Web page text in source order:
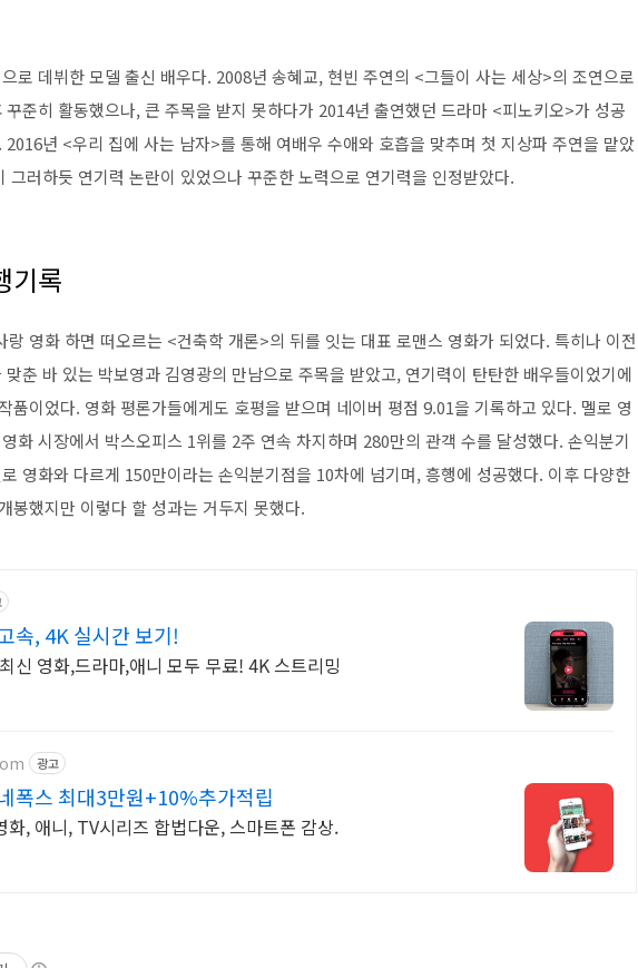
로 데뷔한 모델 출신 배우다. 2008년 송혜교,현빈 주연의 <그들이 사는 세상>의 조연으로
꾸준히 활동했으나,큰 주목을 받지 못하다가 2014년 출연했던 드라마 <피노키오>가 성공
. 2016년 <우리 집에 사는 남자>를 통해 여배우 수애와 호흡을 맞추며 첫 지상파 주연을 맡았
그러하듯 연기력 논란이 있었으나 꾸준한 노력으로 연기력을 인정받았다.
기록
랑 영화 하면 떠오르는 <건축학 개론>의 뒤를 잇는 대표 로맨스 영화가 되었다. 특히나 이전
맞춘 바 있는 박보영과 김영광의 만남으로 주목을 받았고, 연기력이 탄탄한 배우들이었기에
품이었다. 영화 평론가들에게도 호평을 받으며 네이버 평점 9.01을 기록하고 있다. 멜로 영
화 시장에서 박스오피스 1위를 2주 연속 차지하며 280만의 관객 수를 달성했다. 손익분기
영화와 다르게 150만이라는 손익분기점을 10차에 넘기며,흥행에 성공했다. 이후 다양한
봉했지만 이렇다 할 성과는 거두지 못했다.
속, 4K 실시간 보기!
신 영화,드라마,애니 모두 무료! 4K 스트리밍
광고
폭스 최대3만원+10%추가적립
화, 애니, TV시리즈 합법다운, 스마트폰 감상.